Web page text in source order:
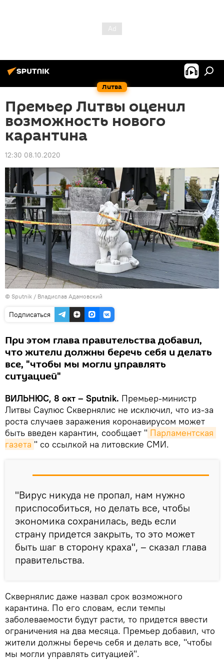
Литва
Премьер Литвы оценил
возможность нового
карантина
12:30 08.10.2020
© Sputnik / Владислав Адамовский
Подписаться
При этом глава правительства добавил,
что жители должны беречь себя и делать
все, "чтобы мы могли управлять
ситуацией"
ВИЛЬНЮС, 8 окт – Sputnik. Премьер-министр
Литвы Саулюс Сквернялис не исключил, что из-за
роста случаев заражения коронавирусом может
быть введен карантин, сообщает " Парламентская
газета " со ссылкой на литовские СМИ.
"Вирус никуда не пропал, нам нужно
приспособиться, но делать все, чтобы
экономика сохранилась, ведь если
страну придется закрыть, то это может
быть шаг в сторону краха", – сказал глава
правительства.
Сквернялис даже назвал срок возможного
карантина. По его словам, если темпы
заболеваемости будут расти, то придется ввести
ограничения на два месяца. Премьер добавил, что
жители должны беречь себя и делать все, "чтобы
мы могли управлять ситуацией".